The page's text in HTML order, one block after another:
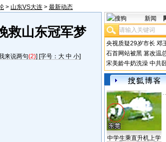
> 山东VS大连 > 最新动态
救山东冠军梦
来说两句(2)] [字号： 大 中 小]
新闻
央视质疑29岁市长 邓
石首网站被黑 篡改温
宋美龄牛奶洗澡 中共
中学生乘直升机上学